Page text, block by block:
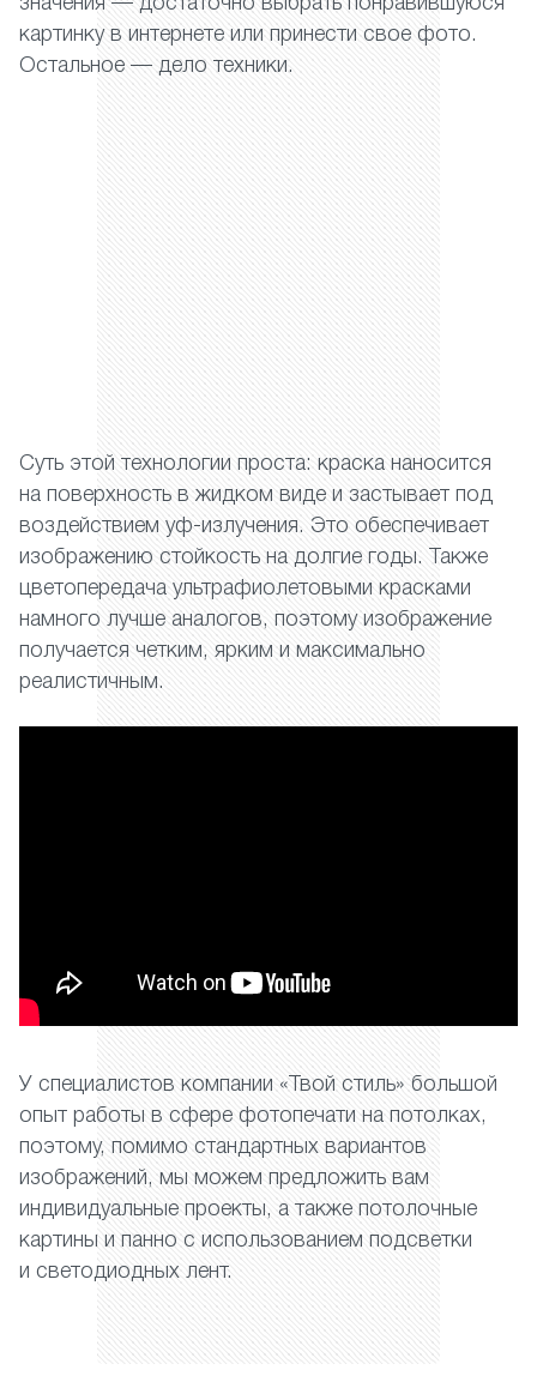
картинку в интернете или принести свое фото.
Остальное — дело техники.
Суть этой технологии проста: краска наносится
на поверхность в жидком виде и застывает под
воздействием уф-излучения. Это обеспечивает
изображению стойкость на долгие годы. Также
цветопередача ультрафиолетовыми красками
намного лучше аналогов, поэтому изображение
получается четким, ярким и максимально
реалистичным.
У специалистов компании «Твой стиль» большой
опыт работы в сфере фотопечати на потолках,
поэтому, помимо стандартных вариантов
изображений, мы можем предложить вам
индивидуальные проекты, а также потолочные
картины и панно с использованием подсветки
и светодиодных лент.